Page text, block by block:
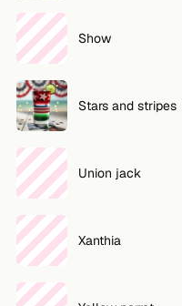
Show
Stars and stripes
Union jack
Xanthia